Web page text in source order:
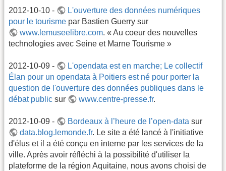
2012-10-10 -
L'ouverture des données numériques
pour le tourisme par Bastien Guerry sur
www.lemuseelibre.com. « Au coeur des nouvelles
technologies avec Seine et Marne Tourisme »
2012-10-09 -
L'opendata est en marche; Le collectif
Élan pour un opendata à Poitiers est né pour porter la
question de l'ouverture des données publiques dans le
débat public sur www.centre-presse.fr.
2012-10-09 - Bordeaux à l’heure de l’open-data sur
data.blog.lemonde.fr. Le site a été lancé à l'initiative
d'élus et il a été conçu en interne par les services de la
ville. Après avoir réfléchi à la possibilité d'utiliser la
plateforme de la région Aquitaine, nous avons choisi de